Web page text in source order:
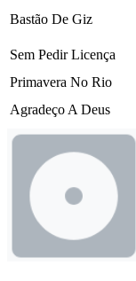
Bastão De Giz
Sem Pedir Licença
Primavera No Rio
Agradeço A Deus